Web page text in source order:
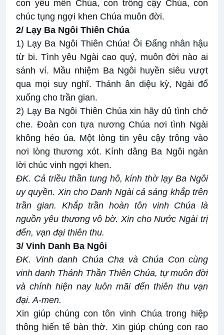
con yêu mến Chúa, con trông cậy Chúa, con
chúc tụng ngợi khen Chúa muôn đời.
2/ Lạy Ba Ngôi Thiên Chúa
1) Lạy Ba Ngôi Thiên Chúa! Ôi Đấng nhân hậu
từ bi. Tình yêu Ngài cao quý, muôn đời nào ai
sánh ví. Mầu nhiệm Ba Ngôi huyền siêu vượt
qua mọi suy nghĩ. Thánh ân diệu kỳ, Ngài đổ
xuống cho trần gian.
2) Lạy Ba Ngôi Thiên Chúa xin hãy dủ tình chở
che. Đoàn con tựa nương Chúa nơi tình Ngài
không héo úa. Một lòng tin yêu cậy trông vào
nơi lòng thương xót. Kính dâng Ba Ngôi ngàn
lời chúc vinh ngợi khen.
ĐK. Cả triều thần tung hô, kính thờ lạy Ba Ngôi
uy quyền. Xin cho Danh Ngài cả sáng khắp trên
trần gian. Khắp trần hoàn tôn vinh Chúa là
nguồn yêu thương vô bờ. Xin cho Nước Ngài trị
đến, vạn đại thiên thu.
3/ Vinh Danh Ba Ngôi
ĐK. Vinh danh Chúa Cha và Chúa Con cùng
vinh danh Thánh Thần Thiên Chúa, tự muôn đời
và chính hiện nay luôn mãi đến thiên thu vạn
đại. A-men.
Xin giúp chúng con tôn vinh Chúa trong hiệp
thông hiến tế bàn thờ. Xin giúp chúng con rao